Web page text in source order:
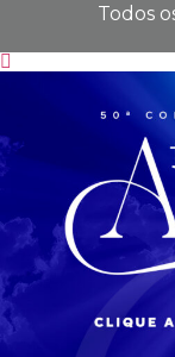
Todos